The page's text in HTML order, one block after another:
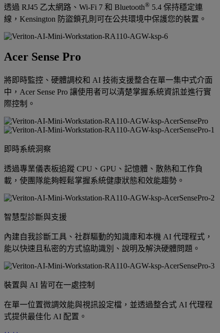
透過 RJ45 乙太網路、Wi-Fi 7 和 Bluetooth® 5.4 保持穩定連
線，Kensington 防盜鎖孔則可在公共環境中保護您的裝置。
Acer Sense Pro
將即時監控、硬體調校和 AI 技術支援整合在單一集中式介面
中，Acer Sense Pro 讓使用者可以清楚掌握系統資訊並進行實
際控制。
即時系統洞察
透過專業儀表板追蹤 CPU、GPU、記憶體、散熱和工作負
載，使團隊能夠輕鬆掌握系統健康狀態和效能趨勢。
智慧型診斷與支援
內建自我診斷工具、社群驅動的知識庫和本機 AI 代理程式，
能以快速且私密的方式協助識別、說明及解決硬體問題。
裝置與 AI 皆可在一處控制
在單一位置微調效能與視訊設定檔，並透過整合式 AI 代理程
式提供最佳化 AI 配置。